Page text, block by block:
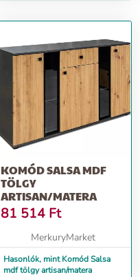
KOMÓD SALSA MDF
TÖLGY
ARTISAN/MATERA
81 514 Ft
MerkuryMarket
Hasonlók, mint Komód Salsa
mdf tölgy artisan/matera